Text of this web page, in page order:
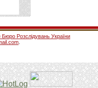
Бюро Розслідувань України